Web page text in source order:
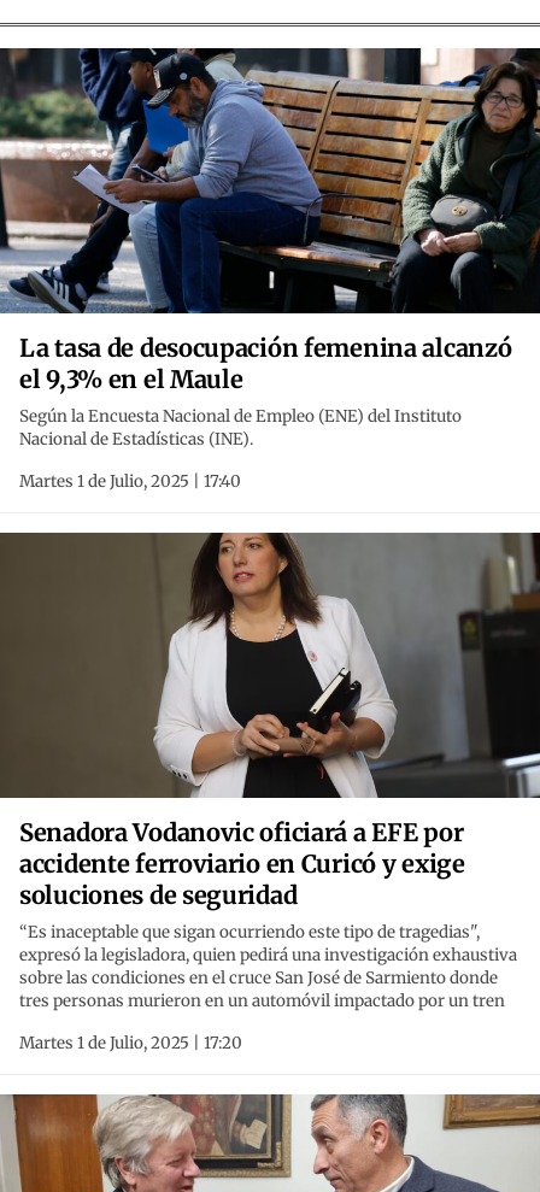
La tasa de desocupación femenina alcanzó
el 9,3% en el Maule
Según la Encuesta Nacional de Empleo (ENE) del Instituto
Nacional de Estadísticas (INE).
Martes 1 de Julio, 2025 | 17:40
Senadora Vodanovic oficiará a EFE por
accidente ferroviario en Curicó y exige
soluciones de seguridad
“Es inaceptable que sigan ocurriendo este tipo de tragedias",
expresó la legisladora, quien pedirá una investigación exhaustiva
sobre las condiciones en el cruce San José de Sarmiento donde
tres personas murieron en un automóvil impactado por un tren
Martes 1 de Julio, 2025 | 17:20